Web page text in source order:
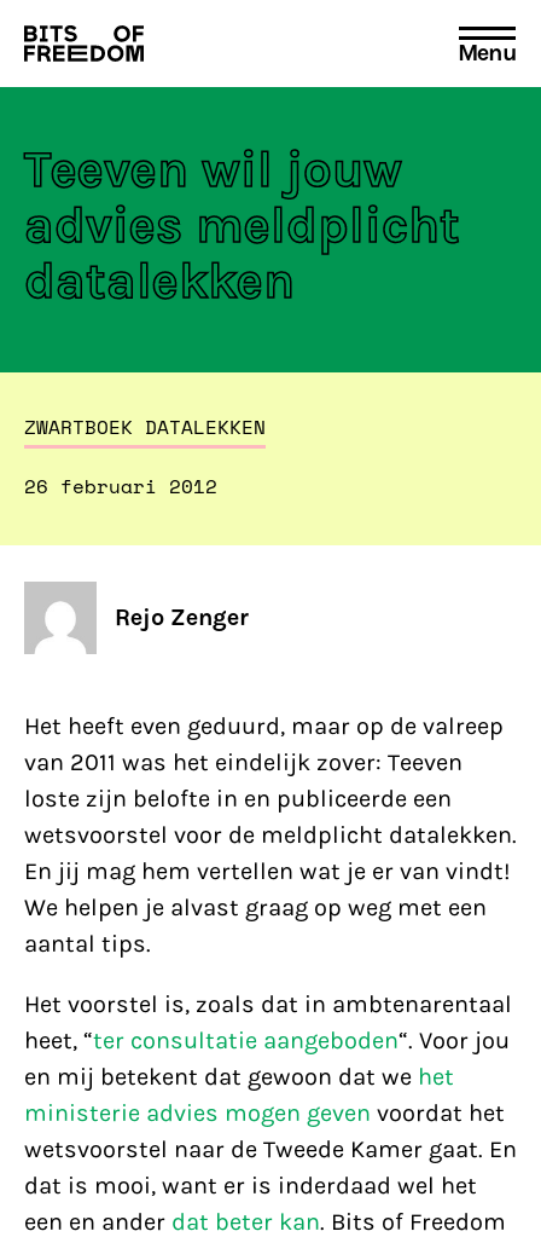
Search
for:
Menu
Teeven wil jouw
advies meldplicht
datalekken
ZWARTBOEK DATALEKKEN
26 februari 2012
Rejo Zenger
Het heeft even geduurd, maar op de valreep
van 2011 was het eindelijk zover: Teeven
loste zijn belofte in en publiceerde een
wetsvoorstel voor de meldplicht datalekken.
En jij mag hem vertellen wat je er van vindt!
We helpen je alvast graag op weg met een
aantal tips.
Het voorstel is, zoals dat in ambtenarentaal
heet, “ter consultatie aangeboden“. Voor jou
en mij betekent dat gewoon dat we het
ministerie advies mogen geven voordat het
wetsvoorstel naar de Tweede Kamer gaat. En
dat is mooi, want er is inderdaad wel het
een en ander dat beter kan. Bits of Freedom